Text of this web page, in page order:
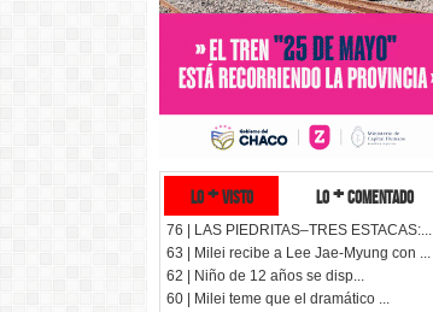
lo + visto lo + comentado
76 | LAS PIEDRITAS–TRES ESTACAS:...
63 | Milei recibe a Lee Jae-Myung con ...
62 | Niño de 12 años se disp...
60 | Milei teme que el dramático ...